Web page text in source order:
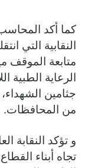
كما أكد
النقابية التي
متابعة الموقف
الرعاية الطبية
جثامين
من المحافظات.
و تؤكد النقابة
تجاه أبناء